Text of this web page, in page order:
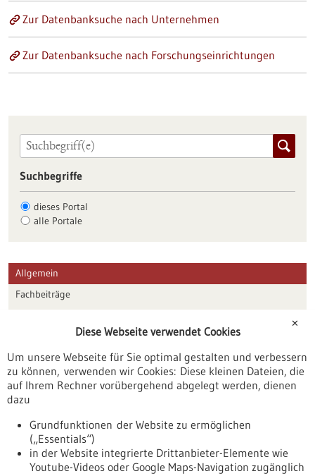
Zur Datenbanksuche nach Unternehmen
Zur Datenbanksuche nach Forschungseinrichtungen
Suchbegriffe
dieses Portal
alle Portale
Allgemein
Fachbeiträge
Veranstaltungen
Erscheinungsdatum
✕
Diese Webseite verwendet Cookies
Um unsere Webseite für Sie optimal gestalten und verbessern
zu können, verwenden wir Cookies: Diese kleinen Dateien, die
auf Ihrem Rechner vorübergehend abgelegt werden, dienen
dazu
Grundfunktionen der Website zu ermöglichen
(„Essentials“)
in der Website integrierte Drittanbieter-Elemente wie
Youtube-Videos oder Google Maps-Navigation zugänglich